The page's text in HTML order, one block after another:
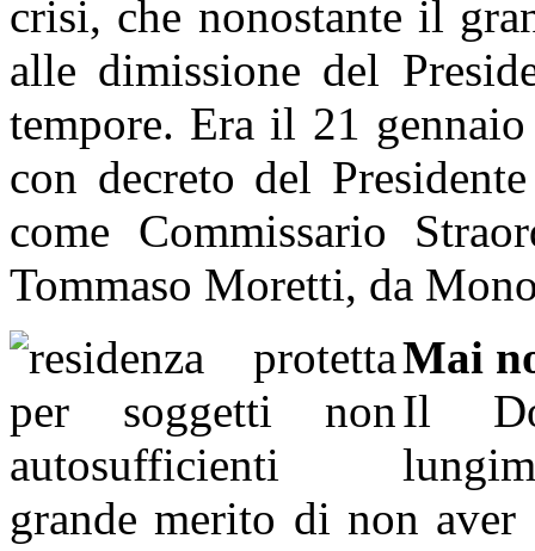
crisi, che nonostante il
alle dimissione del
tempore. Era il 21
con decreto del
come Commissario
Tommaso Moretti, da
Mai
Il
grande merito di non